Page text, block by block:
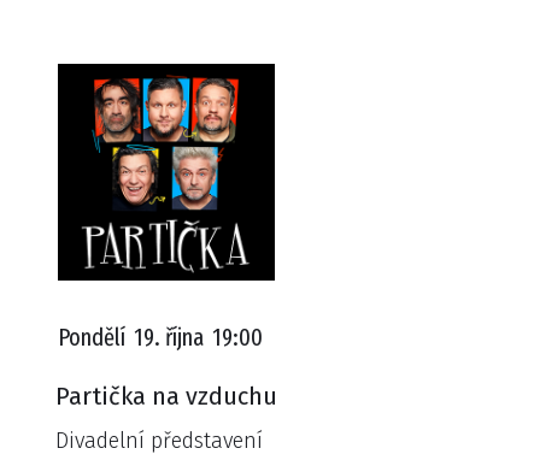
Pondělí 19. října 19:00
Partička na vzduchu
Divadelní představení